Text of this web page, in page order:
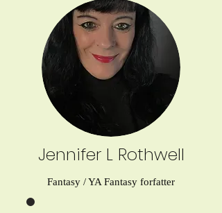
Jennifer L Rothwell
Fantasy / YA Fantasy forfatter